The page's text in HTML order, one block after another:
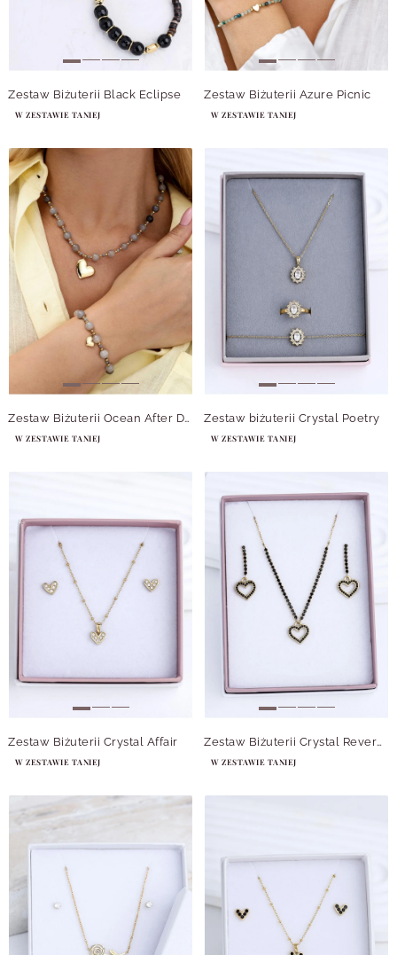
Zestaw Biżuterii Black Eclipse
W ZESTAWIE TANIEJ
Zestaw Biżuterii Azure Picnic
W ZESTAWIE TANIEJ
Zestaw Biżuterii Ocean After Dark
W ZESTAWIE TANIEJ
Zestaw biżuterii Crystal Poetry
W ZESTAWIE TANIEJ
Zestaw Biżuterii Crystal Affair
W ZESTAWIE TANIEJ
Zestaw Biżuterii Crystal Reverence
W ZESTAWIE TANIEJ